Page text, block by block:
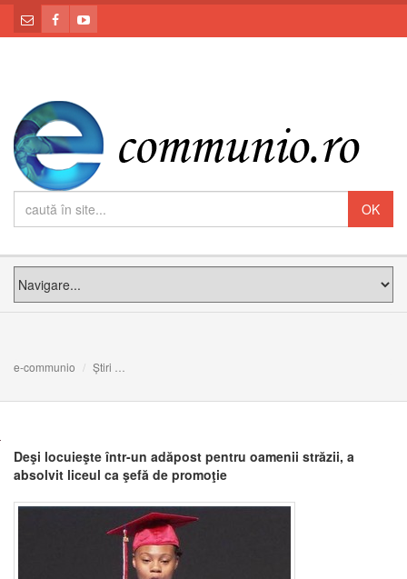
e-communio Știri
Deşi locuieşte într-un adăpost pentru oamenii străzii, a
absolvit liceul ca şefă de promoţie